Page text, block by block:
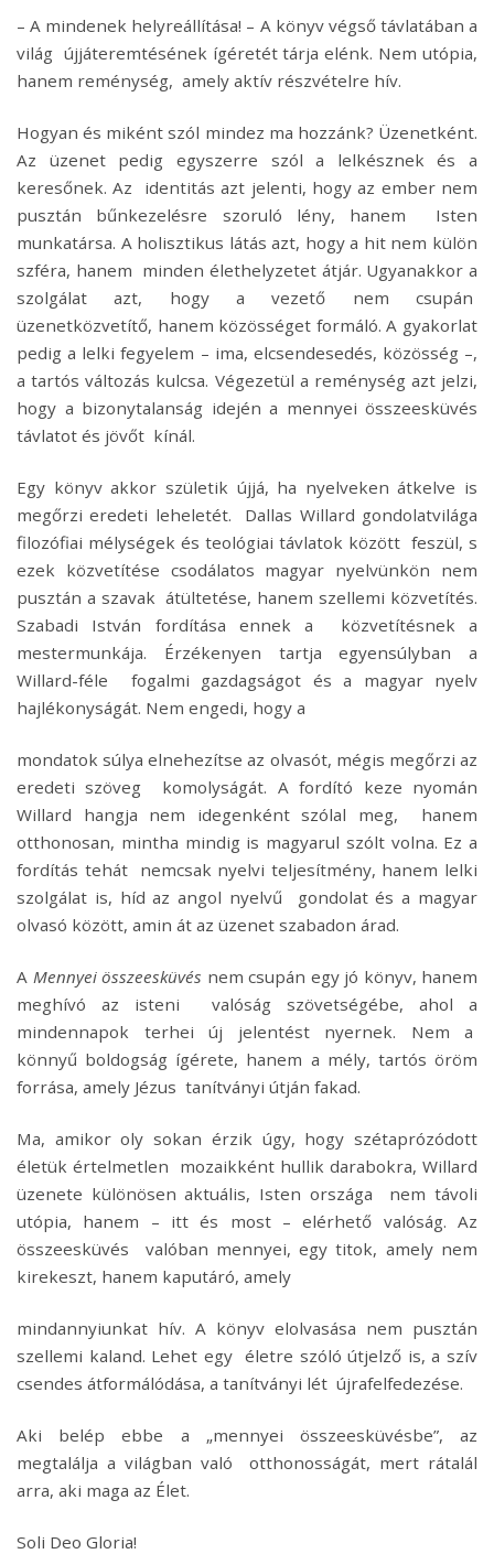
– A mindenek helyreállítása! – A könyv végső távlatában a
világ újjáteremtésének ígéretét tárja elénk. Nem utópia,
hanem reménység, amely aktív részvételre hív.
Hogyan és miként szól mindez ma hozzánk? Üzenetként.
Az üzenet pedig egyszerre szól a lelkésznek és a
keresőnek. Az identitás azt jelenti, hogy az ember nem
pusztán bűnkezelésre szoruló lény, hanem Isten
munkatársa. A holisztikus látás azt, hogy a hit nem külön
szféra, hanem minden élethelyzetet átjár. Ugyanakkor a
szolgálat azt, hogy a vezető nem csupán
üzenetközvetítő, hanem közösséget formáló. A gyakorlat
pedig a lelki fegyelem – ima, elcsendesedés, közösség –,
a tartós változás kulcsa. Végezetül a reménység azt jelzi,
hogy a bizonytalanság idején a mennyei összeesküvés
távlatot és jövőt kínál.
Egy könyv akkor születik újjá, ha nyelveken átkelve is
megőrzi eredeti leheletét. Dallas Willard gondolatvilága
filozófiai mélységek és teológiai távlatok között feszül, s
ezek közvetítése csodálatos magyar nyelvünkön nem
pusztán a szavak átültetése, hanem szellemi közvetítés.
Szabadi István fordítása ennek a közvetítésnek a
mestermunkája. Érzékenyen tartja egyensúlyban a
Willard-féle fogalmi gazdagságot és a magyar nyelv
hajlékonyságát. Nem engedi, hogy a
mondatok súlya elnehezítse az olvasót, mégis megőrzi az
eredeti szöveg komolyságát. A fordító keze nyomán
Willard hangja nem idegenként szólal meg, hanem
otthonosan, mintha mindig is magyarul szólt volna. Ez a
fordítás tehát nemcsak nyelvi teljesítmény, hanem lelki
szolgálat is, híd az angol nyelvű gondolat és a magyar
olvasó között, amin át az üzenet szabadon árad.
A Mennyei összeesküvés nem csupán egy jó könyv, hanem
meghívó az isteni valóság szövetségébe, ahol a
mindennapok terhei új jelentést nyernek. Nem a
könnyű boldogság ígérete, hanem a mély, tartós öröm
forrása, amely Jézus tanítványi útján fakad.
Ma, amikor oly sokan érzik úgy, hogy szétaprózódott
életük értelmetlen mozaikként hullik darabokra, Willard
üzenete különösen aktuális, Isten országa nem távoli
utópia, hanem – itt és most – elérhető valóság. Az
összeesküvés valóban mennyei, egy titok, amely nem
kirekeszt, hanem kaputáró, amely
mindannyiunkat hív. A könyv elolvasása nem pusztán
szellemi kaland. Lehet egy életre szóló útjelző is, a szív
csendes átformálódása, a tanítványi lét újrafelfedezése.
Aki belép ebbe a „mennyei összeesküvésbe”, az
megtalálja a világban való otthonosságát, mert rátalál
arra, aki maga az Élet.
Soli Deo Gloria!